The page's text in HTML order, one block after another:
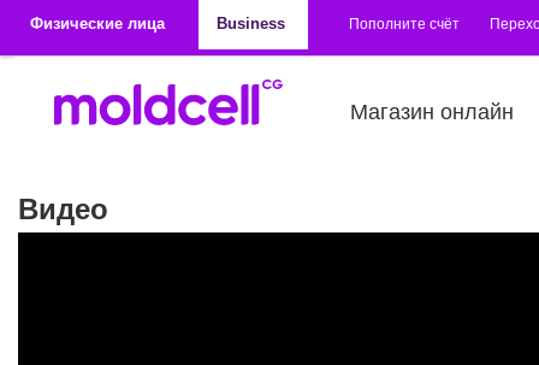
Физические лица
Business Пополните счёт
Магазин онлайн
Видео